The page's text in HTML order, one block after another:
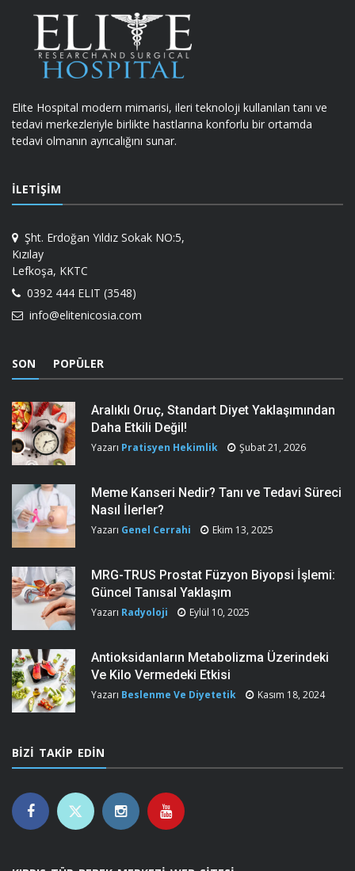
Elite Hospital modern mimarisi, ileri teknoloji kullanılan tanı ve
tedavi merkezleriyle birlikte hastlarına konforlu bir ortamda
tedavi olmanın ayrıcalığını sunar.
İLETIŞIM
Şht. Erdoğan Yıldız Sokak NO:5,
Kızılay
Lefkoşa, KKTC
0392 444 ELIT (3548)
info@elitenicosia.com
SON POPÜLER
Aralıklı Oruç, Standart Diyet Yaklaşımından
Daha Etkili Değil!
Yazarı Pratisyen Hekimlik Şubat 21, 2026
Meme Kanseri Nedir? Tanı ve Tedavi Süreci
Nasıl İlerler?
Yazarı Genel Cerrahi Ekim 13, 2025
MRG-TRUS Prostat Füzyon Biyopsi İşlemi:
Güncel Tanısal Yaklaşım
Yazarı Radyoloji Eylül 10, 2025
Antioksidanların Metabolizma Üzerindeki
Ve Kilo Vermedeki Etkisi
Yazarı Beslenme Ve Diyetetik Kasım 18, 2024
BIZI TAKIP EDIN